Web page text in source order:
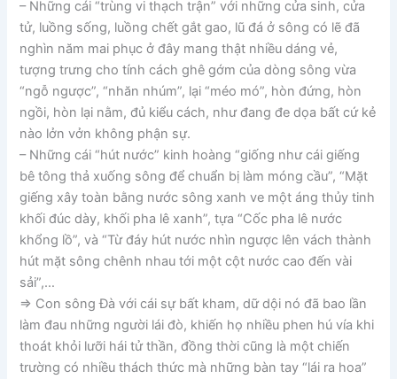
– Những cái “trùng vi thạch trận” với những cửa sinh, cửa
tử, luồng sống, luồng chết gắt gao, lũ đá ở sông có lẽ đã
nghìn năm mai phục ở đây mang thật nhiều dáng vẻ,
tượng trưng cho tính cách ghê gớm của dòng sông vừa
“ngỗ ngược”, “nhăn nhúm”, lại “méo mó”, hòn đứng, hòn
ngồi, hòn lại nằm, đủ kiểu cách, như đang đe dọa bất cứ kẻ
nào lởn vởn không phận sự.
– Những cái “hút nước” kinh hoàng “giống như cái giếng
bê tông thả xuống sông để chuẩn bị làm móng cầu”, “Mặt
giếng xây toàn bằng nước sông xanh ve một áng thủy tinh
khối đúc dày, khối pha lê xanh”, tựa “Cốc pha lê nước
khổng lồ”, và “Từ đáy hút nước nhìn ngược lên vách thành
hút mặt sông chênh nhau tới một cột nước cao đến vài
sải”,…
=> Con sông Đà với cái sự bất kham, dữ dội nó đã bao lần
làm đau những người lái đò, khiến họ nhiều phen hú vía khi
thoát khỏi lưỡi hái tử thần, đồng thời cũng là một chiến
trường có nhiều thách thức mà những bàn tay “lái ra hoa”